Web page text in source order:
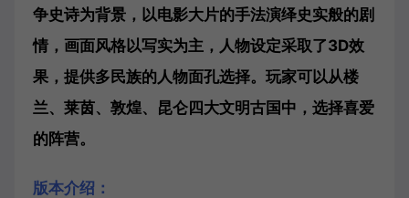
争史诗为背景，以电影大片的手法演绎史实般的剧
情，画面风格以写实为主，人物设定采取了3D效
果，提供多民族的人物面孔选择。玩家可以从楼
兰、莱茵、敦煌、昆仑四大文明古国中，选择喜爱
的阵营。
版本介绍：